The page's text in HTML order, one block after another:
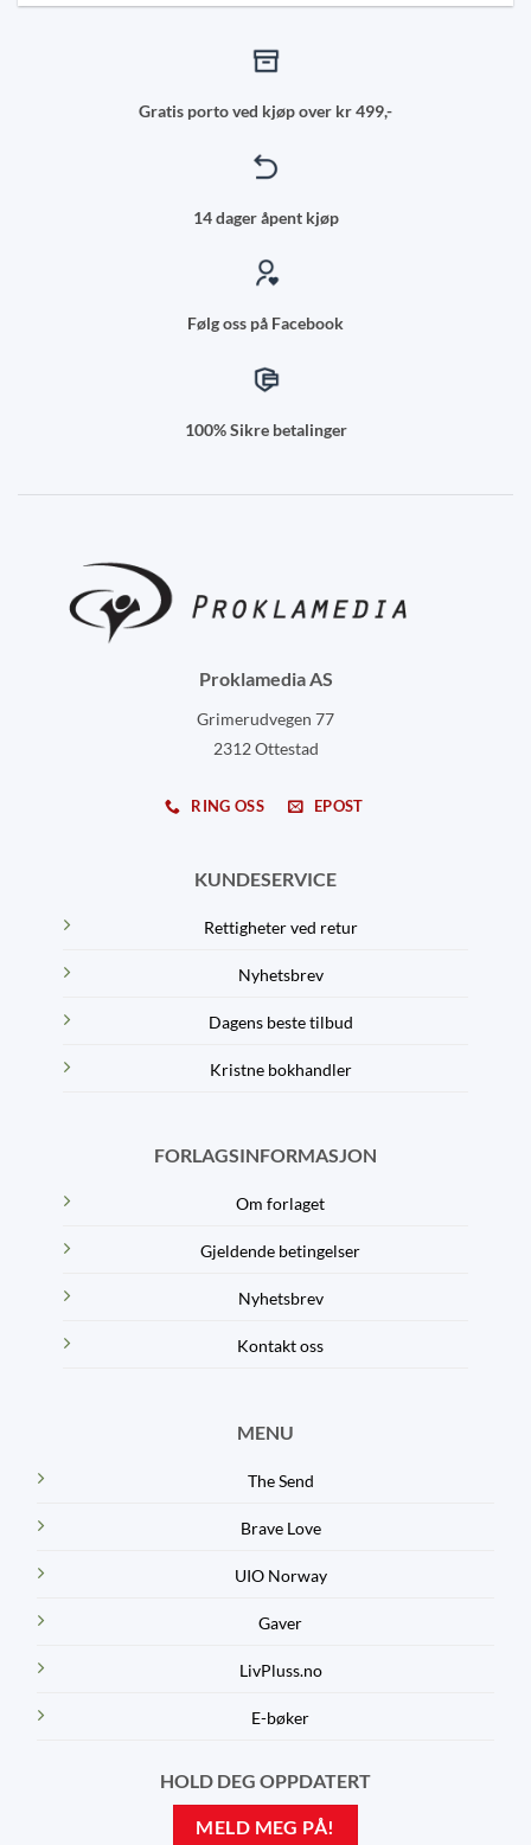
Gratis porto ved kjøp over kr 499,-
14 dager åpent kjøp
Følg oss på Facebook
100% Sikre betalinger
Proklamedia AS
Grimerudvegen 77
2312 Ottestad
RING OSS EPOST
KUNDESERVICE
Rettigheter ved retur
Nyhetsbrev
Dagens beste tilbud
Kristne bokhandler
FORLAGSINFORMASJON
Om forlaget
Gjeldende betingelser
Nyhetsbrev
Kontakt oss
MENU
The Send
Brave Love
UIO Norway
Gaver
LivPluss.no
E-bøker
HOLD DEG OPPDATERT
MELD MEG PÅ!